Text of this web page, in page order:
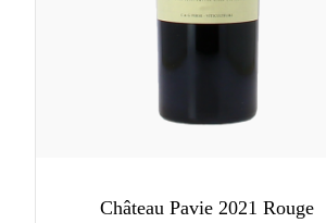
Château Pavie 2021 Rouge